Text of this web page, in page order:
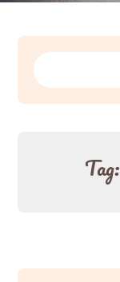
Zoeken
Tag: